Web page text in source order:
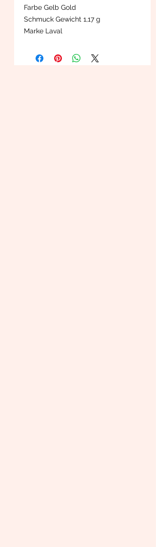
Farbe Gelb Gold
Schmuck Gewicht 1,17 g
Marke Laval